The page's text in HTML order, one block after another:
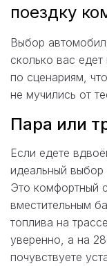
поездку
Выбор
сколько вас
по сценариям,
не мучились от
Пара или
Если едете
идеальный
Это комфортный
вместительным
топлива на
уверенно, а на
почувствуете